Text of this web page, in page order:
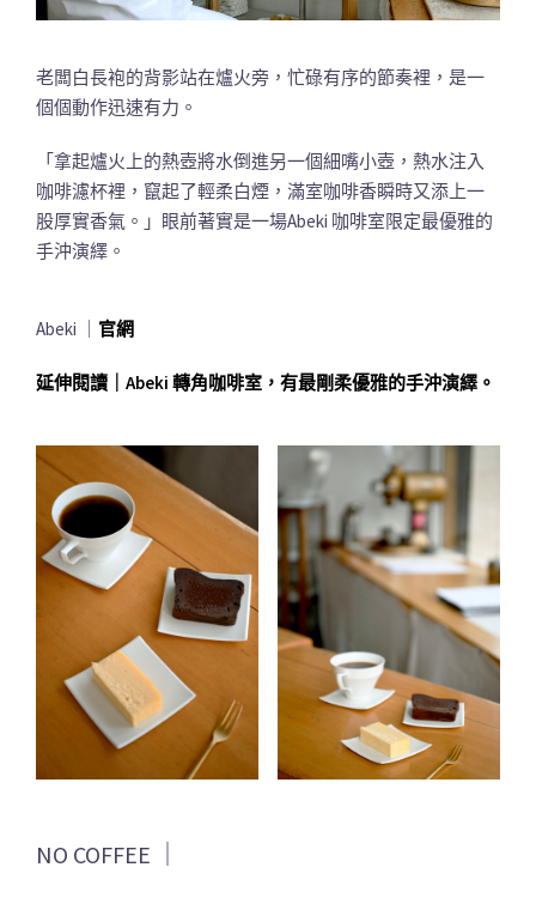
老闆白長袍的背影站在爐火旁，忙碌有序的節奏裡，是一
個個動作迅速有力。
「拿起爐火上的熱壺將水倒進另一個細嘴小壺，熱水注入
咖啡濾杯裡，竄起了輕柔白煙，滿室咖啡香瞬時又添上一
股厚實香氣。」眼前著實是一場Abeki 咖啡室限定最優雅的
手沖演繹。
Abeki ｜ 官網
延伸閱讀｜Abeki 轉角咖啡室，有最剛柔優雅的手沖演繹。
NO COFFEE ｜